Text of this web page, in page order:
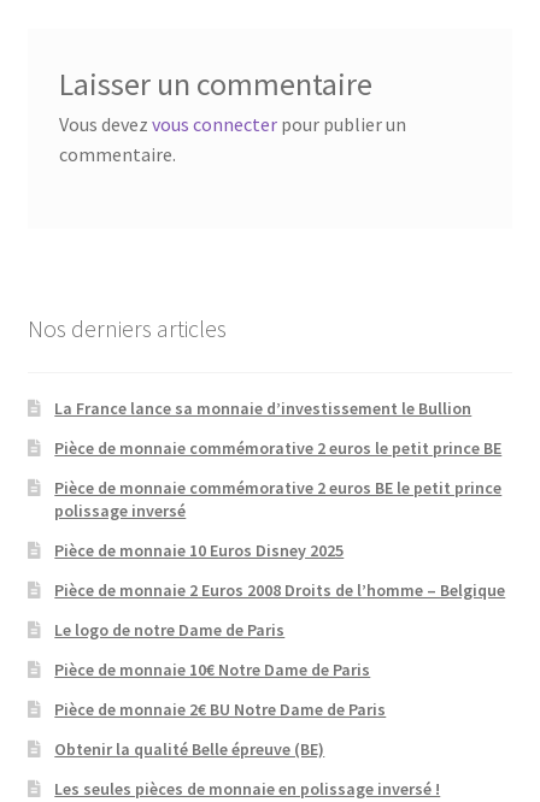
Laisser un commentaire
Vous devez vous connecterpour publier un
commentaire.
Nos derniers articles
La France lance sa monnaie d’investissement le Bullion
Pièce de monnaie commémorative 2 euros le petit prince BE
Pièce de monnaie commémorative 2 euros BE le petit prince
polissage inversé
Pièce de monnaie 10 Euros Disney 2025
Pièce de monnaie 2 Euros 2008 Droits de l’homme – Belgique
Le logo de notre Dame de Paris
Pièce de monnaie 10€ Notre Dame de Paris
Pièce de monnaie 2€ BU Notre Dame de Paris
Obtenir la qualité Belle épreuve (BE)
Les seules pièces de monnaie en polissage inversé !